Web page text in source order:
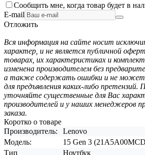
Сообщить мне, когда товар будет в
E-mail
Отложить
Вся информация на сайте носит
характер, и не является публичной
товарах, их характеристиках и
изменена производителем без
а также содержать ошибки и не может
для предъявления каких-либо претензий.
уточняйте существенные для Вас
производителей и у наших менеджеров
заказа.
Коротко о товаре
Производитель:
Lenovo
Модель:
15 Gen 3
Тип
Ноутбук